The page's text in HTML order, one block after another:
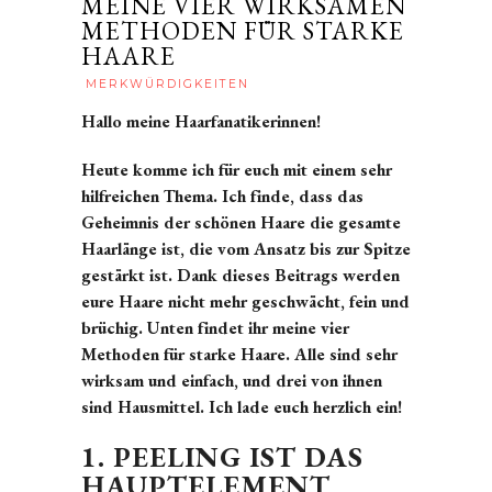
METHODEN FÜR STARKE
HAARE
MERKWÜRDIGKEITEN
Hallo meine Haarfanatikerinnen!
Heute komme ich für euch mit einem sehr
hilfreichen Thema. Ich finde, dass das
Geheimnis der schönen Haare die gesamte
Haarlänge ist, die vom Ansatz bis zur Spitze
gestärkt ist. Dank dieses Beitrags werden
eure Haare nicht mehr geschwächt, fein und
brüchig. Unten findet ihr meine vier
Methoden für starke Haare. Alle sind sehr
wirksam und einfach, und drei von ihnen
sind Hausmittel. Ich lade euch herzlich ein!
1. PEELING IST DAS